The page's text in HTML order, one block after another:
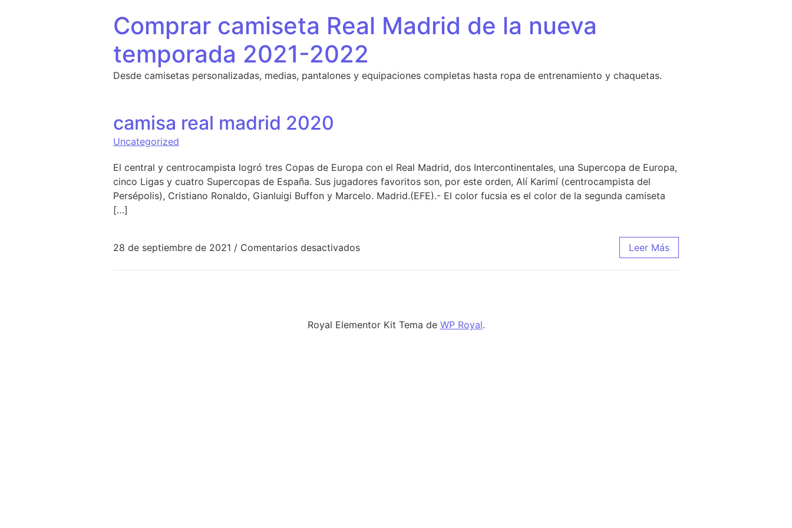
Comprar camiseta Real Madrid de la nueva
temporada 2021-2022
Desde camisetas personalizadas, medias, pantalones y equipaciones completas hasta ropa de entrenamiento y chaquetas.
camisa real madrid 2020
Uncategorized
El central y centrocampista logró tres Copas de Europa con el Real Madrid, dos Intercontinentales, una Supercopa de Europa,
cinco Ligas y cuatro Supercopas de España. Sus jugadores favoritos son, por este orden, Alí Karimí (centrocampista del
Persépolis), Cristiano Ronaldo, Gianluigi Buffon y Marcelo. Madrid.(EFE).- El color fucsia es el color de la segunda camiseta
[…]
28 de septiembre de 2021 / Comentarios desactivadosen camisa real madrid 2020 Leer Más
Royal Elementor Kit Tema de WP Royal.